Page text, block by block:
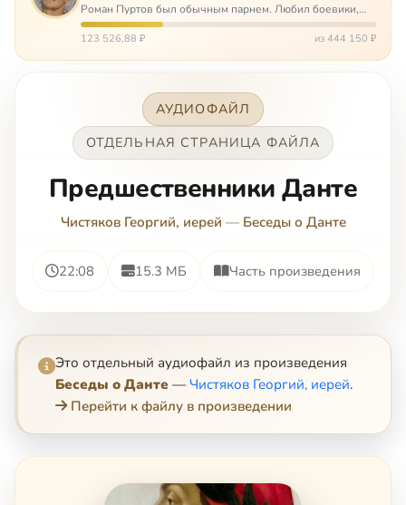
Роман Пуртов был обычным парнем. Любил боевики,
хорошие автомобили, был не дурак поиграть в комп,
любил жену и обожал дочь. А потом, будучи
123 526,88 ₽ из 444 150 ₽
АУДИОФАЙЛ
ОТДЕЛЬНАЯ СТРАНИЦА ФАЙЛА
Предшественники Данте
Чистяков Георгий, иерей — Беседы о Данте
22:08 15.3 МБ Часть произведения
Это отдельный аудиофайл из произведения
Беседы о Данте — Чистяков Георгий, иерей.
Перейти к файлу в произведении